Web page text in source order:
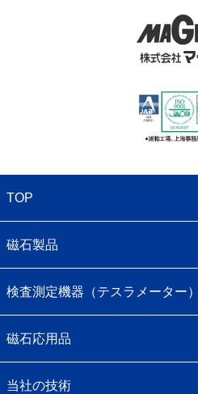
TOP
磁石製品
検査測定機器（テスラメーター）
磁石応用品
当社の技術